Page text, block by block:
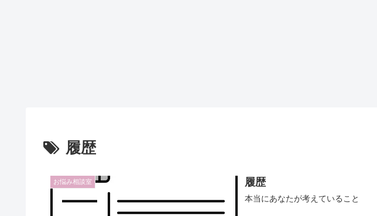
履歴
お悩み相談室 履歴
本当にあなたが考えていること